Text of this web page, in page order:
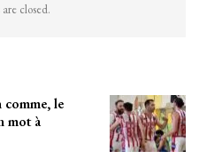
closed.
le
mot à